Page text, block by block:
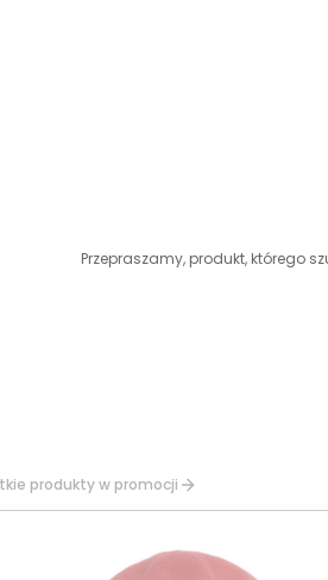
Przepraszamy, produkt, którego
produkty w promocji